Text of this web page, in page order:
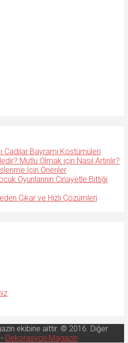
Cadılar Bayramı Kostümüleri
Mutlu Olmak için Nasıl Artırılır?
İçin Öneriler
Oyunlarının Cinayetle Bittiği
Çıkar ve Hızlı Çözümleri
ekibine aittir. © 2016. Diğer
Dekorasyon Magazin